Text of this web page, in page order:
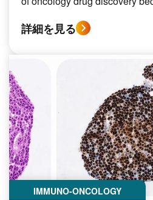
詳細を見る
IMMUNO-ONCOLOGY